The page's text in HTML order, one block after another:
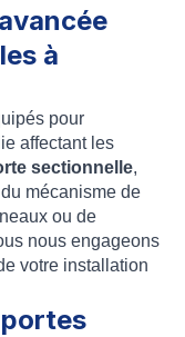
à
pour
affectant les
sectionnelle,
mécanisme de
ou de
nous engageons
votre installation